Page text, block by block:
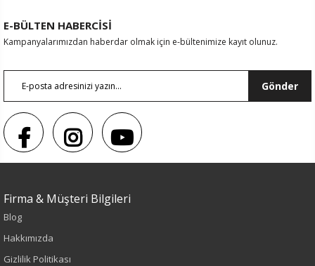
Sezon : YAZLIK
Renk
E-BÜLTEN HABERCİSİ
Kampanyalarımızdan haberdar olmak için e-bültenimize kayıt olunuz.
Gönder
Firma & Müşteri Bilgileri
Blog
Hakkımızda
Gizlilik Politikası